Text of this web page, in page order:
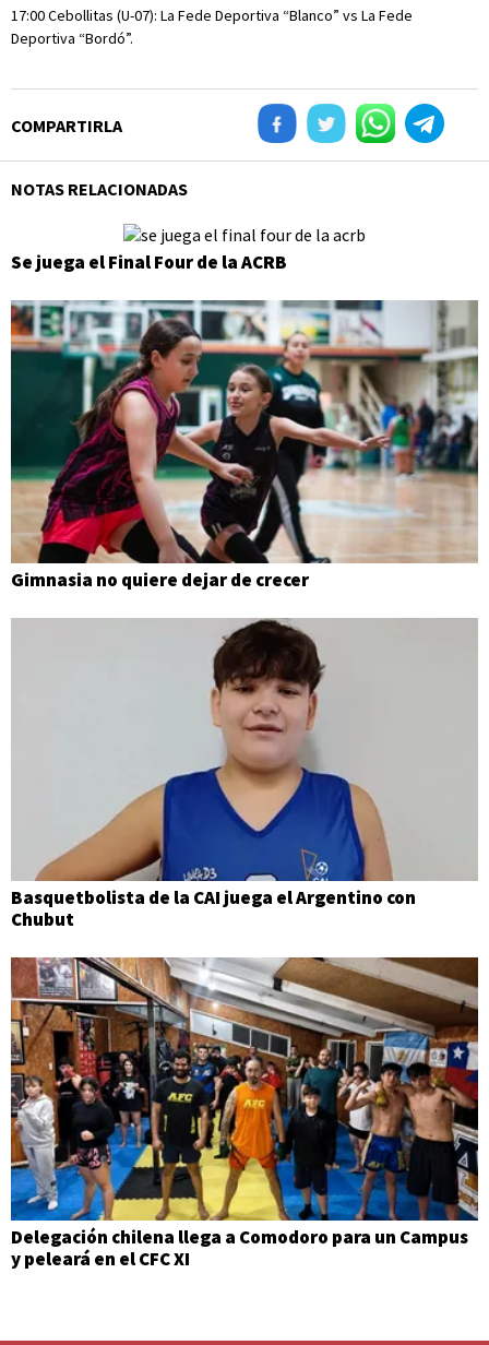
17:00 Cebollitas (U-07): La Fede Deportiva “Blanco” vs La Fede
Deportiva “Bordó”.
COMPARTIRLA
NOTAS RELACIONADAS
Se juega el Final Four de la ACRB
Gimnasia no quiere dejar de crecer
Basquetbolista de la CAI juega el Argentino con
Chubut
Delegación chilena llega a Comodoro para un Campus
y peleará en el CFC XI